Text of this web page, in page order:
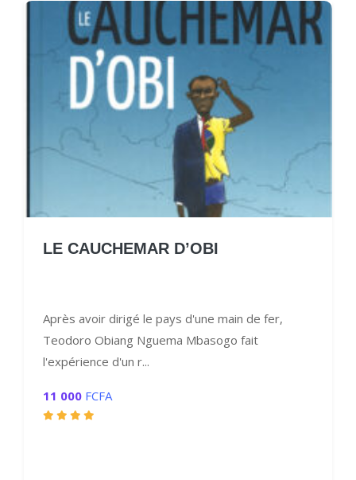
LE CAUCHEMAR D’OBI
Après avoir dirigé le pays d'une main de fer,
Teodoro Obiang Nguema Mbasogo fait
l'expérience d'un r...
11 000 FCFA